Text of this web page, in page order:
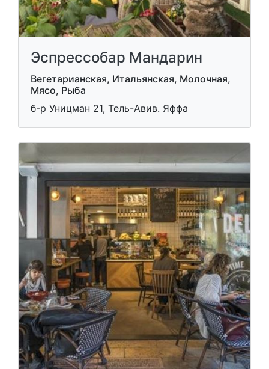
Эспрессобар Мандарин
Вегетарианская, Итальянская, Молочная,
Мясо, Рыба
б-р Уницман 21, Тель-Авив. Яффа